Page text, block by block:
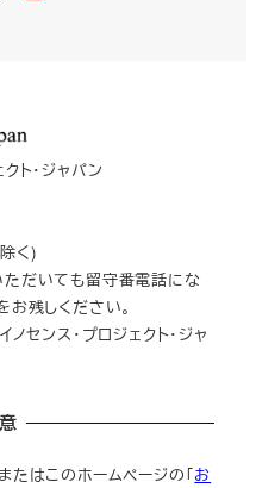
ト・ジャパン
く)
だいても留守番電話にな
お残しください。
センス・プロジェクト・ジャ
たはこのホームページの「お